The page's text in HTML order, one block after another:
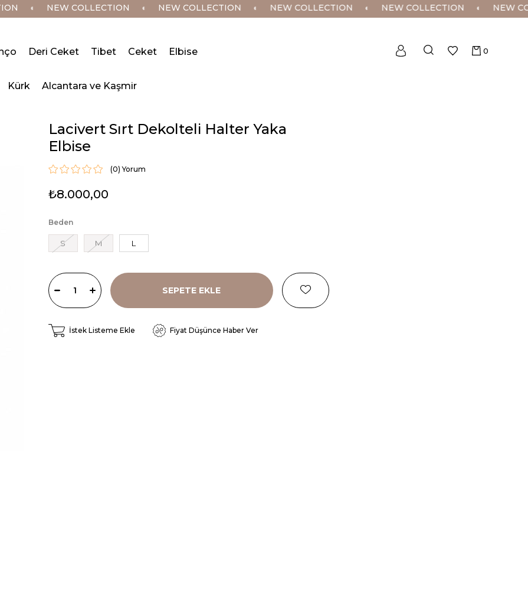
◐ NEW COLLECTION ◐ NEW COLLECTION ◐ NEW COLLECTION ◐ NEW COLLECTION ◐ NEW
Deri Ceket Tibet Ceket Elbise
Kürk Alcantara ve Kaşmir
0
Lacivert Sırt Dekolteli Halter Yaka
Elbise
(0)
₺8.000,00
Beden
S M L
İstek Listeme Ekle Fiyat Düşünce Haber Ver